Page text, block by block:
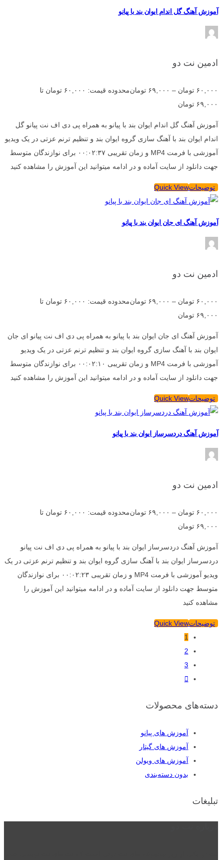
آموزش آهنگ گل اندام ایوان بند با پیانو
ادمین نت دو
۶۰,۰۰۰ تومان – ۶۹,۰۰۰ تومان
محدوده قیمت: ۶۰,۰۰۰ تومان تا
۶۹,۰۰۰ تومان
آموزش آهنگ گل اندام ایوان بند با پیانو به همراه پی دی اف نت پیانو گل
اندام ایوان بند با آهنگ سازی گروه ایوان بند و تنظیم ترنم عزتی در یک ویدیو
آموزشی با فرمت MP4 و زمان تقریبی ۰۰:۰۲:۳۷ برای نوازندگان متوسط
جهت دانلود از سایت آماده و در ادامه میتوانید این آموزش را مشاهده کنید
توضیحاتQuick View
آموزش آهنگ ای جان ایوان بند با پیانو
ادمین نت دو
۶۰,۰۰۰ تومان – ۶۹,۰۰۰ تومان
محدوده قیمت: ۶۰,۰۰۰ تومان تا
۶۹,۰۰۰ تومان
آموزش آهنگ ای جان ایوان بند با پیانو به همراه پی دی اف نت پیانو ای جان
ایوان بند با آهنگ سازی گروه ایوان بند و تنظیم ترنم عزتی در یک ویدیو
آموزشی با فرمت MP4 و زمان تقریبی ۰۰:۰۲:۱۰ برای نوازندگان متوسط
جهت دانلود از سایت آماده و در ادامه میتوانید این آموزش را مشاهده کنید
توضیحاتQuick View
آموزش آهنگ دردسرساز ایوان بند با پیانو
ادمین نت دو
۶۰,۰۰۰ تومان – ۶۹,۰۰۰ تومان
محدوده قیمت: ۶۰,۰۰۰ تومان تا
۶۹,۰۰۰ تومان
آموزش آهنگ دردسرساز ایوان بند با پیانو به همراه پی دی اف نت پیانو
دردسرساز ایوان بند با آهنگ سازی گروه ایوان بند و تنظیم ترنم عزتی در یک
ویدیو آموزشی با فرمت MP4 و زمان تقریبی ۰۰:۰۲:۲۳ برای نوازندگان
متوسط جهت دانلود از سایت آماده و در ادامه میتوانید این آموزش را
مشاهده کنید
توضیحاتQuick View
1
2
3
دسته‌های محصولات
آموزش های پیانو
آموزش های گیتار
آموزش های ویولن
بدون دسته‌بندی
تبلیغات